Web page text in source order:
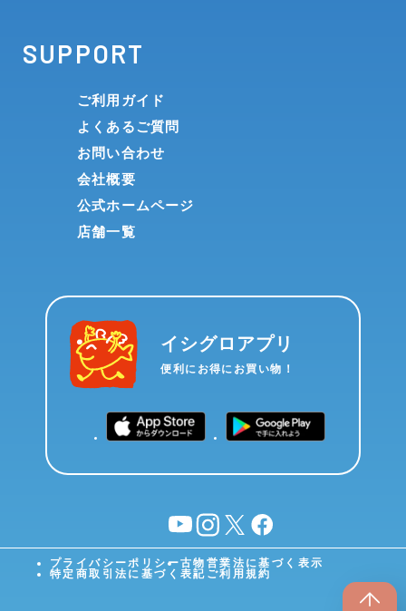
SUPPORT
ご利用ガイド
よくあるご質問
お問い合わせ
会社概要
公式ホームページ
店舗一覧
イシグロアプリ
便利にお得にお買い物！
YouTubeinstagram
X facebook
プライバシーポリシー古物営業法に基づく表示
特定商取引法に基づく表記 ご利用規約